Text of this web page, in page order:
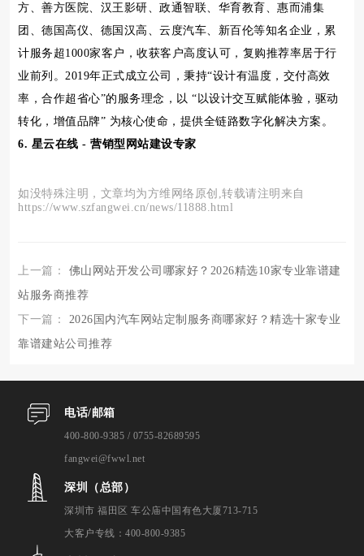
方、善方医院、汉王影研、政通智联、华育教育、惠而浦集
团、德国高仪、德国汉高、云度汽车、新百伦等知名企业，累
计服务超1000家客户，收获客户高度认可，复购推荐率居于行
业前列。2019年正式成立公司，秉持“设计有温度，交付高效
率，合作超省心”的服务理念，以 “以设计交互赋能体验，驱动
转化，增值品牌” 为核心使命，提供全链路数字化解决方案。
6. 星云在线 - 营销型网站建设专家
如没特殊注明，文章均为方维网络原创,转载请注明来自
https://www.szfangwei.cn/news/11888.html
上一篇： 佛山网站开发公司哪家好？2026精选10家专业靠谱建
站服务商推荐
下一篇： 2026国内汽车网站定制服务商哪家好？精选十家专业
靠谱建站公司推荐
电话/邮箱
400-800-9385 / 0755-82689595
fangwei@fwwl.net
深圳（总部）
深圳市 福田区 车公庙中国有色大厦713-715
大客户专线：400-800-9385